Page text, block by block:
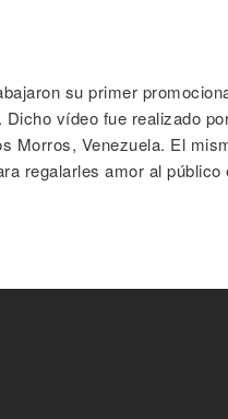
su primer
vídeo fue realizado
Morros, Venezuela. El
regalarles amor al público